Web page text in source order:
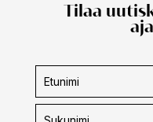
Tilaa
Uutiskirjeen
tilaus